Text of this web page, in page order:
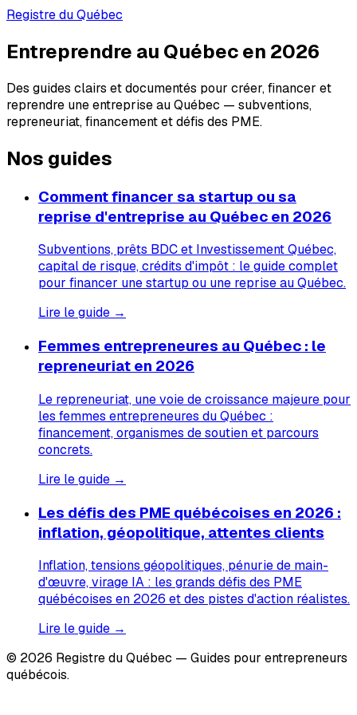
Registre du Québec
Entreprendre au Québec en 2026
Des guides clairs et documentés pour créer, financer et
reprendre une entreprise au Québec — subventions,
repreneuriat, financement et défis des PME.
Nos guides
Comment financer sa startup ou sa
reprise d'entreprise au Québec en 2026
Subventions, prêts BDC et Investissement Québec,
capital de risque, crédits d'impôt : le guide complet
pour financer une startup ou une reprise au Québec.
Lire le guide →
Femmes entrepreneures au Québec : le
repreneuriat en 2026
Le repreneuriat, une voie de croissance majeure pour
les femmes entrepreneures du Québec :
financement, organismes de soutien et parcours
concrets.
Lire le guide →
Les défis des PME québécoises en 2026 :
inflation, géopolitique, attentes clients
Inflation, tensions géopolitiques, pénurie de main-
d'œuvre, virage IA : les grands défis des PME
québécoises en 2026 et des pistes d'action réalistes.
Lire le guide →
© 2026 Registre du Québec — Guides pour entrepreneurs
québécois.